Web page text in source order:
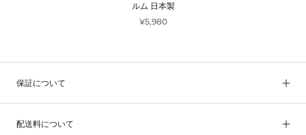
ルム 日本製
¥5,980
保証について
配送料について